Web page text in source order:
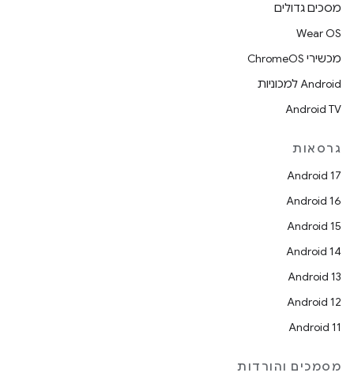
מסכים גדולים
Wear OS
מכשירי ChromeOS
Android למכוניות
Android TV
גרסאות
Android 17
Android 16
Android 15
Android 14
Android 13
Android 12
Android 11
מסמכים והורדות